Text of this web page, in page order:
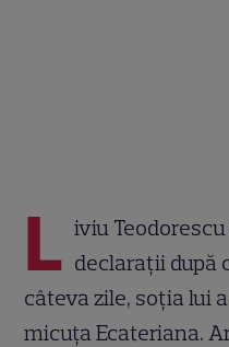
L iviu
declarații după
câteva zile, soția lui
micuța Ecateriana.